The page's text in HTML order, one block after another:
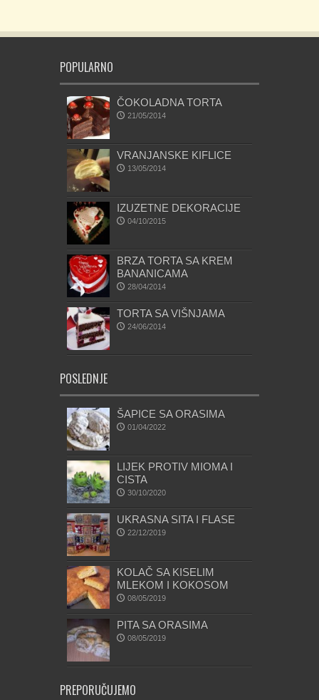
POPULARNO
ČOKOLADNA TORTA
21/05/2014
VRANJANSKE KIFLICE
13/05/2014
IZUZETNE DEKORACIJE
04/10/2015
BRZA TORTA SA KREM
BANANICAMA
28/04/2014
TORTA SA VIŠNJAMA
24/06/2014
POSLEDNJE
ŠAPICE SA ORASIMA
01/04/2022
LIJEK PROTIV MIOMA I
CISTA
30/10/2020
UKRASNA SITA I FLASE
22/12/2019
KOLAČ SA KISELIM
MLEKOM I KOKOSOM
08/05/2019
PITA SA ORASIMA
08/05/2019
PREPORUČUJEMO